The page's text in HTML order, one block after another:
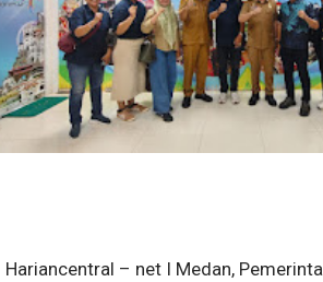
Hariancentral – net I Medan,